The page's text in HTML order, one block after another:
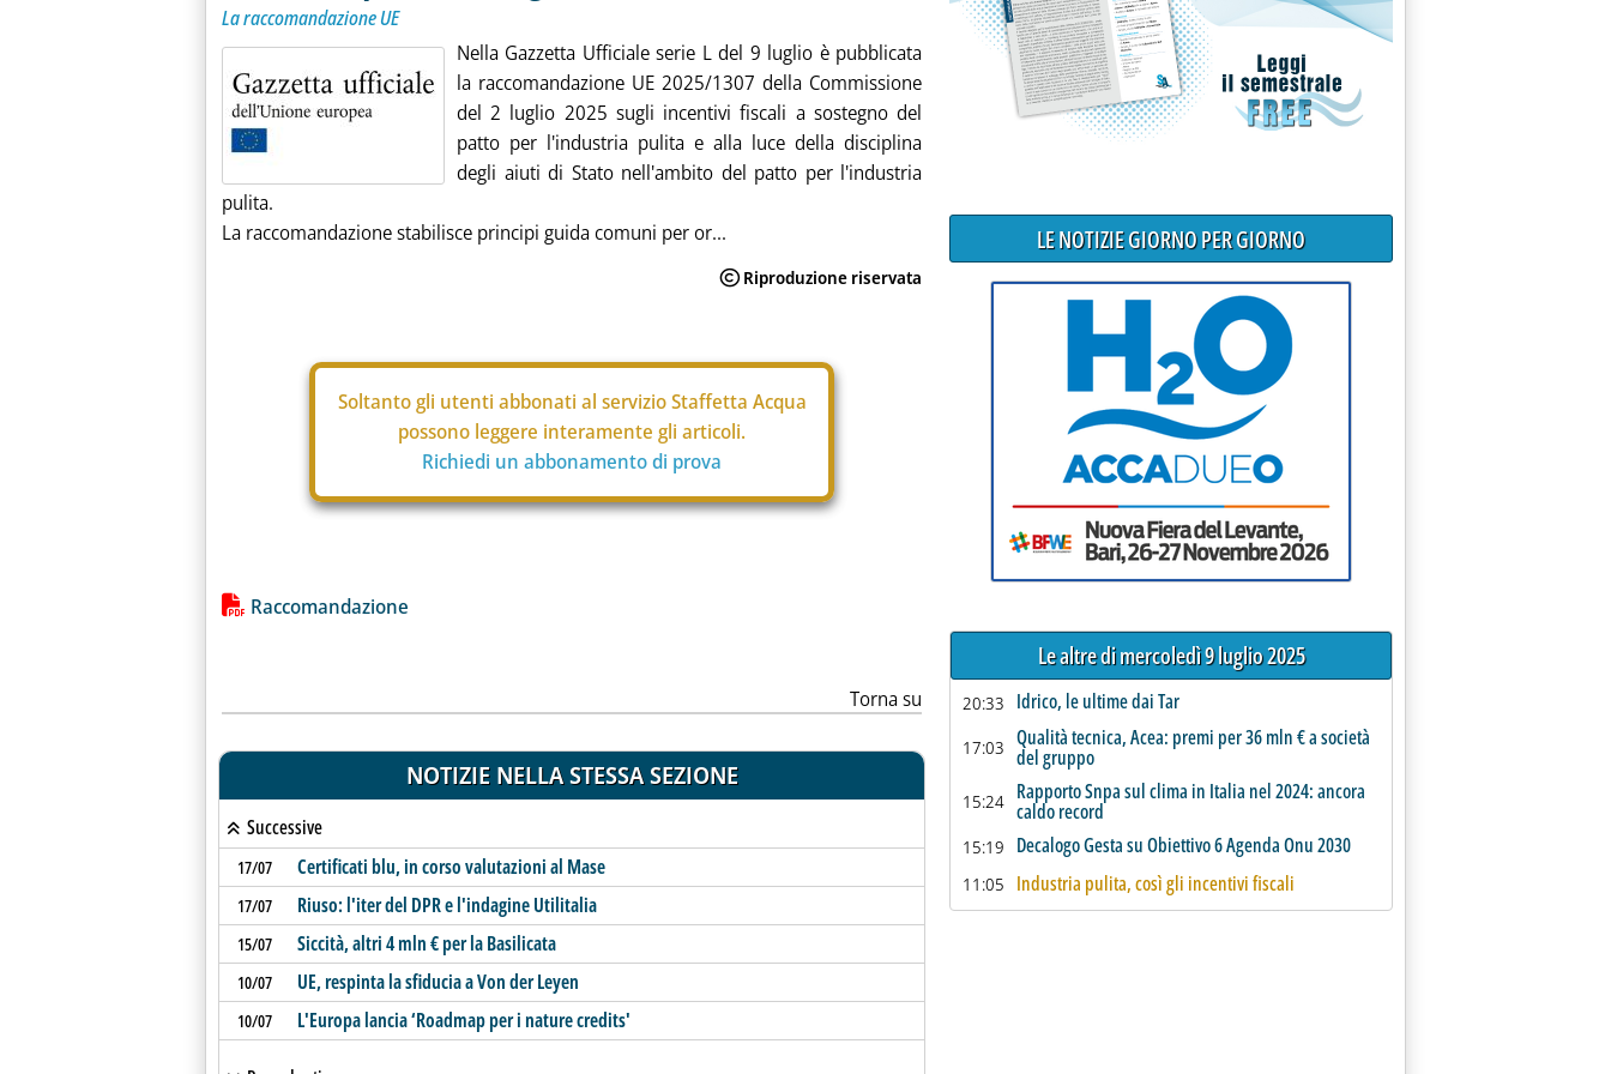
La raccomandazione UE
Nella Gazzetta Ufficiale serie L del 9 luglio è pubblicata
la raccomandazione UE 2025/1307 della Commissione
del 2 luglio 2025 sugli incentivi fiscali a sostegno del
patto per l'industria pulita e alla luce della disciplina
degli aiuti di Stato nell'ambito del patto per l'industria
pulita.
La raccomandazione stabilisce principi guida comuni per or...
Soltanto gli utenti abbonati al servizio Staffetta Acqua
possono leggere interamente gli articoli.
Richiedi un abbonamento di prova
Lista allegati PDF alla notizia
Raccomandazione
Torna su
NOTIZIE NELLA STESSA SEZIONE
Successive
17/07 Certificati blu, in corso valutazioni al Mase
17/07 Riuso: l'iter del DPR e l'indagine Utilitalia
15/07 Siccità, altri 4 mln € per la Basilicata
10/07 UE, respinta la sfiducia a Von der Leyen
10/07 L'Europa lancia ‘Roadmap per i nature credits'
LE NOTIZIE GIORNO PER GIORNO
Le altre di mercoledì 9 luglio 2025
20:33 Idrico, le ultime dai Tar
17:03 Qualità tecnica, Acea: premi per 36 mln € a società
del gruppo
15:24 Rapporto Snpa sul clima in Italia nel 2024: ancora
caldo record
15:19 Decalogo Gesta su Obiettivo 6 Agenda Onu 2030
11:05 Industria pulita, così gli incentivi fiscali